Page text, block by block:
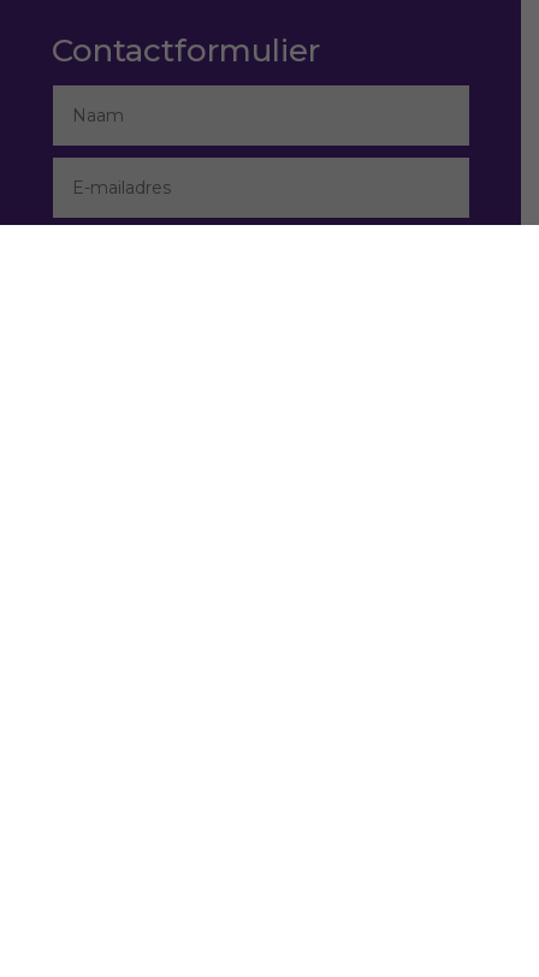
Contactformulier